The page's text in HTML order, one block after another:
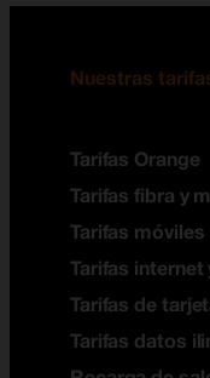
Nuestras
Tarifas Orange
Tarifas fibra y
Tarifas móviles
Tarifas internet
Tarifas de
Tarifas datos